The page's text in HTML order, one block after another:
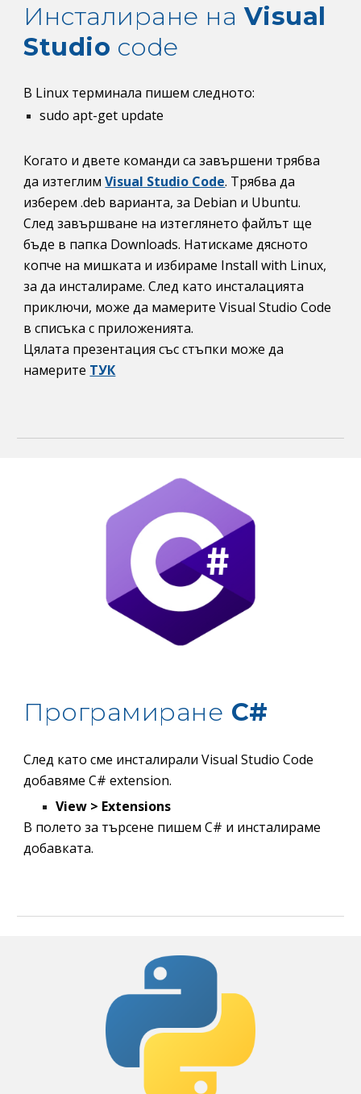
Инсталиране на Visual
Studio code
В Linux терминала пишем следното:
sudo apt-get update
Когато и двете команди са завършени трябва
да изтеглим Visual Studio Code. Трябва да
изберем .deb варианта, за Debian и Ubuntu.
След завършване на изтеглянето файлът ще
бъде в папка Downloads. Натискаме дясното
копче на мишката и избираме Install with Linux,
за да инсталираме. След като инсталацията
приключи, може да мамерите Visual Studio Code
в списъка с приложенията.
Цялата презентация със стъпки може да
намерите ТУК
Програмиране C#
След като сме инсталирали Visual Studio Code
добавяме C# extension.
View > Extensions
В полето за търсене пишем C# и инсталираме
добавката.